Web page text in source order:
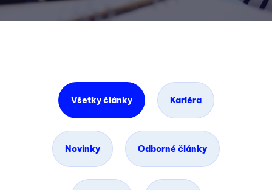
Všetky články Kariéra
Novinky Odborné články